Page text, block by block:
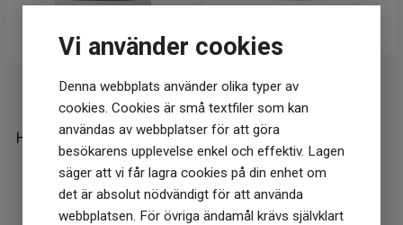
Vi använder cookies
Denna webbplats använder olika typer av
cookies. Cookies är små textfiler som kan
användas av webbplatser för att göra
besökarens upplevelse enkel och effektiv. Lagen
säger att vi får lagra cookies på din enhet om
det är absolut nödvändigt för att använda
webbplatsen. För övriga ändamål krävs självklart
Elexir Pharma Kollagen
Hydrolyserat 120 tabletter
Elexir pharma
I lager
191 kr 255 kr
Elexir pharma Kollagen
Peptan 500g
I lager
236 kr